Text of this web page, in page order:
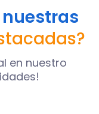
en nuestro